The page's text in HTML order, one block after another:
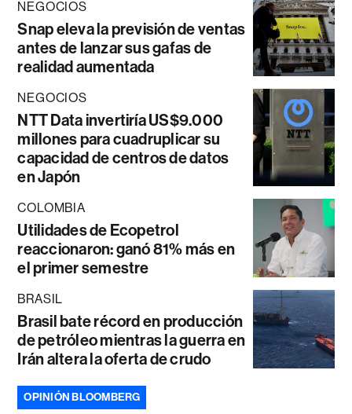
NEGOCIOS
Snap eleva la previsión de ventas
antes de lanzar sus gafas de
realidad aumentada
NEGOCIOS
NTT Data invertiría US$9.000
millones para cuadruplicar su
capacidad de centros de datos
en Japón
COLOMBIA
Utilidades de Ecopetrol
reaccionaron: ganó 81% más en
el primer semestre
BRASIL
Brasil bate récord en producción
de petróleo mientras la guerra en
Irán altera la oferta de crudo
OPINIÓN BLOOMBERG